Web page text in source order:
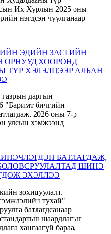
ЭДИЙН ЗАСГИЙН
ОРНУУД ХООРОНД
ТҮР ХЭЛЭЛЦЭЭР АЛБАН
БАТЛАГДАЖ,
ШИНЭ
ЭХЭЛЛЭЭ